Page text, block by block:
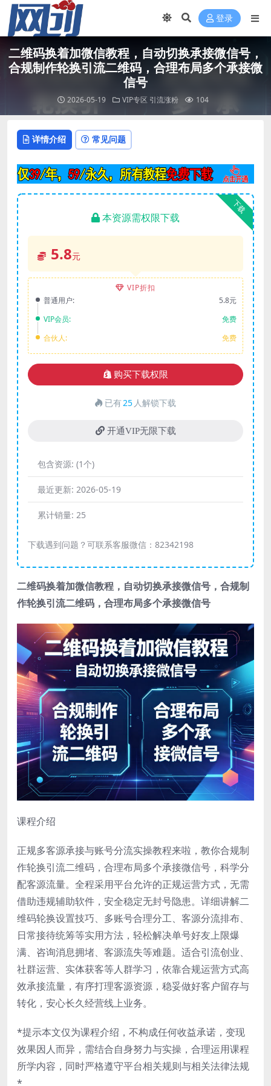
登录
二维码换着加微信教程，自动切换承接微信号，
合规制作轮换引流二维码，合理布局多个承接微
信号
2026-05-19 VIP专区 引流涨粉 104
详情介绍 常见问题
下载
本资源需权限下载
5.8元
VIP折扣
普通用户:
5.8元
VIP会员:
免费
合伙人:
免费
购买下载权限
已有25 人解锁下载
开通VIP无限下载
包含资源: (1个)
最近更新: 2026-05-19
累计销量: 25
下载遇到问题？可联系客服微信：82342198
二维码换着加微信教程，自动切换承接微信号，合规制
作轮换引流二维码，合理布局多个承接微信号
课程介绍
正规多客源承接与账号分流实操教程来啦，教你合规制
作轮换引流二维码，合理布局多个承接微信号，科学分
配客源流量。全程采用平台允许的正规运营方式，无需
借助违规辅助软件，安全稳定无封号隐患。详细讲解二
维码轮换设置技巧、多账号合理分工、客源分流排布、
日常接待统筹等实用方法，轻松解决单号好友上限爆
满、咨询消息拥堵、客源流失等难题。适合引流创业、
社群运营、实体获客等人群学习，依靠合规运营方式高
效承接流量，有序打理客源资源，稳妥做好客户留存与
转化，安心长久经营线上业务。
*提示本文仅为课程介绍，不构成任何收益承诺，变现
效果因人而异，需结合自身努力与实操，合理运用课程
所学内容，同时严格遵守平台相关规则与相关法律法规
*